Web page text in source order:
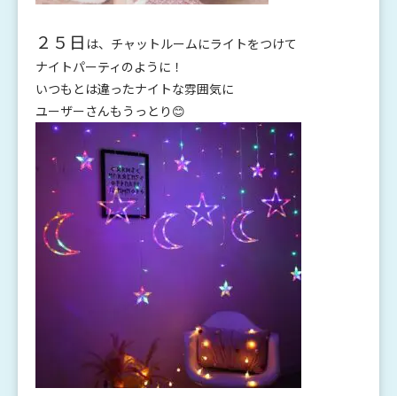
２５日 は、チャットルームにライトをつけて
ナイトパーティのように！
いつもとは違ったナイトな雰囲気に
ユーザーさんもうっとり😊